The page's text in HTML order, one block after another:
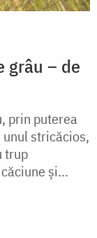
grâu – de
prin puterea
unul stricăcios,
trup
şi...